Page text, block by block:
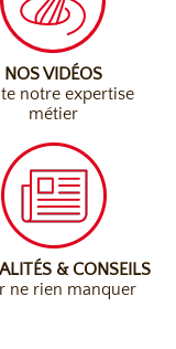
NOS VIDÉOS
notre expertise
métier
& CONSEILS
ne rien manquer